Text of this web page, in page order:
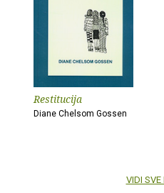
Restitucija
Diane Chelsom Gossen
VIDI SVE